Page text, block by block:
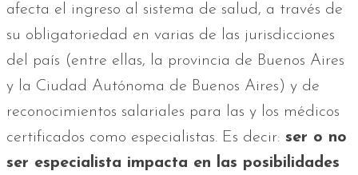
afecta el ingreso al sistema de salud, a través de
su obligatoriedad en varias de las jurisdicciones
del país (entre ellas, la provincia de Buenos Aires
y la Ciudad Autónoma de Buenos Aires) y de
reconocimientos salariales para las y los médicos
certificados como especialistas. Es decir: ser o no
ser especialista impacta en las posibilidades